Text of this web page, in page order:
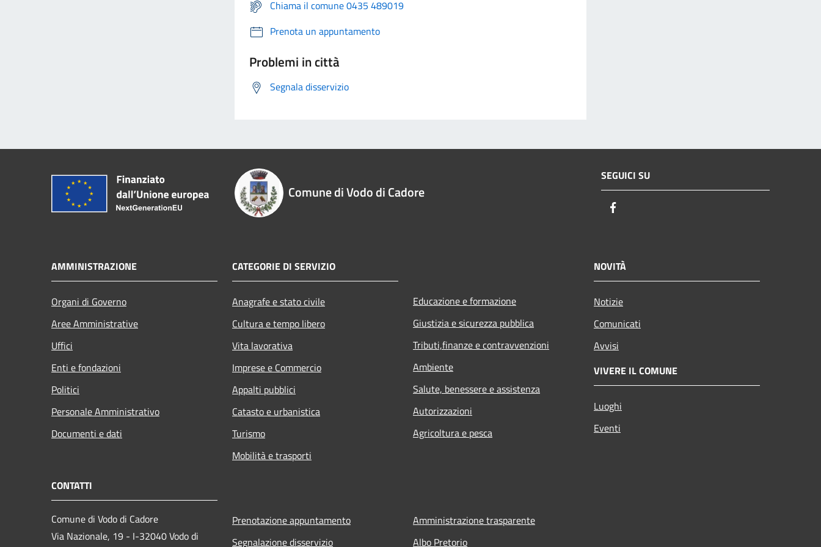
Chiama il comune 0435 489019
Prenota un appuntamento
Problemi in città
Segnala disservizio
Comune di Vodo di Cadore
SEGUICI SU
AMMINISTRAZIONE
Organi di Governo
Aree Amministrative
Uffici
Enti e fondazioni
Politici
Personale Amministrativo
Documenti e dati
CATEGORIE DI SERVIZIO
Anagrafe e stato civile
Cultura e tempo libero
Vita lavorativa
Imprese e Commercio
Appalti pubblici
Catasto e urbanistica
Turismo
Mobilità e trasporti
Educazione e formazione
Giustizia e sicurezza pubblica
Tributi,finanze e contravvenzioni
Ambiente
Salute, benessere e assistenza
Autorizzazioni
Agricoltura e pesca
NOVITÀ
Notizie
Comunicati
Avvisi
VIVERE IL COMUNE
Luoghi
Eventi
CONTATTI
Comune di Vodo di Cadore
Via Nazionale, 19 - I-32040 Vodo di
Prenotazione appuntamento
Segnalazione disservizio
Amministrazione trasparente
Albo Pretorio